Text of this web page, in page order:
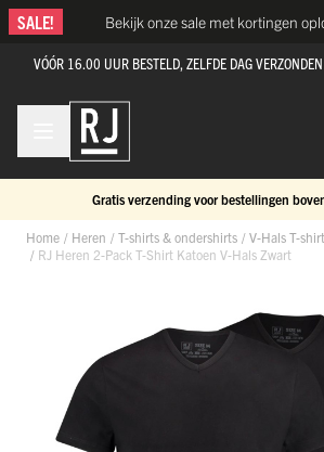
Ga naar de inhoud
SALE! Bekijk onze sale met kortingen
VÓÓR 16.00 UUR BESTELD, ZELFDE DAG VERZONDEN
Gratis verzending voor bestellingen
Home / Heren / T-shirts & ondershirts / V-Hals T-
/ RJ Heren 2-Pack T-Shirt Katoen V-Hals Zwart